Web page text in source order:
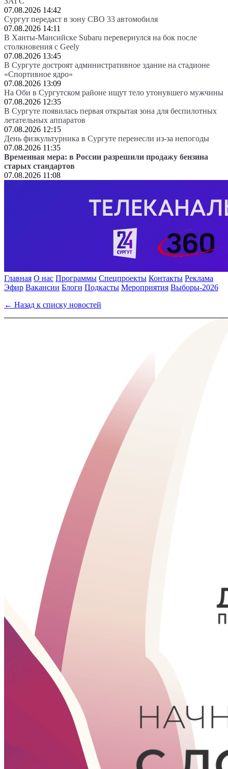
07.08.2026 14:42
Сургут передаст в зону СВО 33 автомобиля
07.08.2026 14:11
В Ханты-Мансийске Subaru перевернулся на бок после
столкновения с Geely
07.08.2026 13:45
В Сургуте достроят административное здание на стадионе
«Спортивное ядро»
07.08.2026 13:09
На Оби в Сургутском районе ищут тело утонувшего мужчины
07.08.2026 12:35
В Сургуте появилась первая открытая зона для беспилотных
летательных аппаратов
07.08.2026 12:15
День физкультурника в Сургуте перенесли из-за непогоды
07.08.2026 11:35
Временная мера: в России разрешили продажу бензина
старых стандартов
07.08.2026 11:08
Главная О нас Программы Спецпроекты Контакты Реклама
Эфир Вакансии Блоги Подкасты Мероприятия Выборы-2026
← Назад к списку новостей